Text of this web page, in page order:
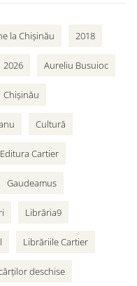
la Chișinău 2018
2026 Aureliu Busuioc
Chișinău
Cultură
Editura Cartier
Gaudeamus
Librăria9
Librăriile Cartier
deschise